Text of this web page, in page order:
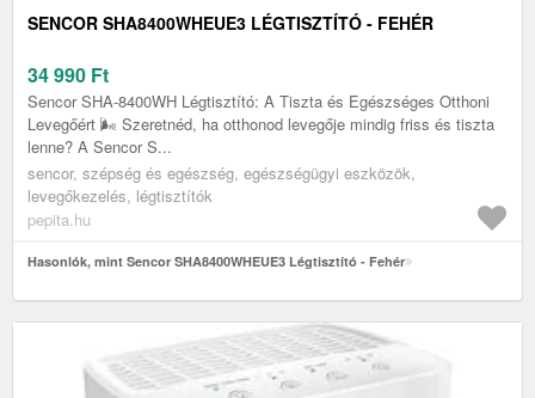
SENCOR SHA8400WHEUE3 LÉGTISZTÍTÓ - FEHÉR
34 990 Ft
Sencor SHA-8400WH Légtisztító: A Tiszta és Egészséges Otthoni
Levegőért 🌬️ Szeretnéd, ha otthonod levegője mindig friss és tiszta
lenne? A Sencor S...
sencor, szépség és egészség, egészségügyi eszközök,
levegőkezelés, légtisztítók
pepita.hu
Hasonlók, mint Sencor SHA8400WHEUE3 Légtisztító - Fehér